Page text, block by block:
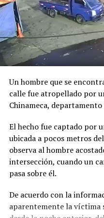
Un hombre que se
calle fue atropellado por
Chinameca, departamento
El hecho fue captado por
ubicada a pocos metros
observa al hombre
intersección, cuando un
pasa sobre él.
De acuerdo con la
aparentemente la víctima